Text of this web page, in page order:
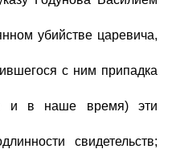
убийстве царевича,
с ним припадка
и в наше время) эти
свидетельств;